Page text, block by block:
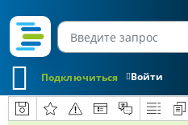
Войти
Подключиться